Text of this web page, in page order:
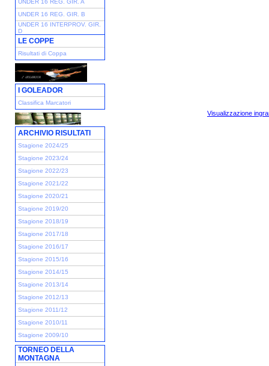
UNDER 16 REG. GIR. A
UNDER 16 REG. GIR. B
UNDER 16 INTERPROV. GIR.
D
LE COPPE
Risultati di Coppa
I GOLEADOR
Classifica Marcatori
ARCHIVIO RISULTATI
Stagione 2024/25
Stagione 2023/24
Stagione 2022/23
Stagione 2021/22
Stagione 2020/21
Stagione 2019/20
Stagione 2018/19
Stagione 2017/18
Stagione 2016/17
Stagione 2015/16
Stagione 2014/15
Stagione 2013/14
Stagione 2012/13
Stagione 2011/12
Stagione 2010/11
Stagione 2009/10
TORNEO DELLA
MONTAGNA
Visualizzazione